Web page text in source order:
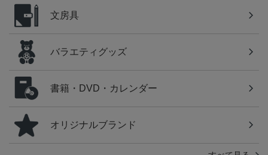
文房具
バラエティグッズ
書籍・DVD・カレンダー
オリジナルブランド